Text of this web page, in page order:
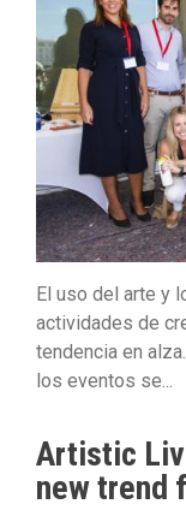
El uso del arte y
actividades de
tendencia en
los eventos se...
Artistic
new trend